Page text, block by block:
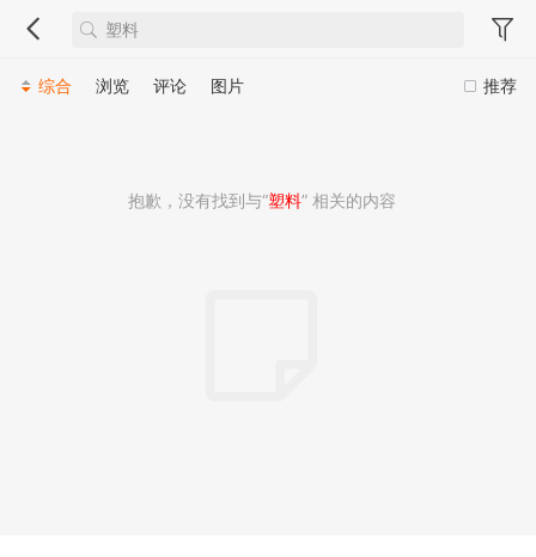
推荐
综合 浏览 评论 图片
抱歉，没有找到与“塑料” 相关的内容